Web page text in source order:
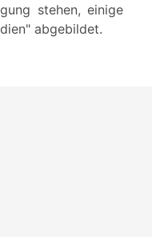
stehen, einige
abgebildet.